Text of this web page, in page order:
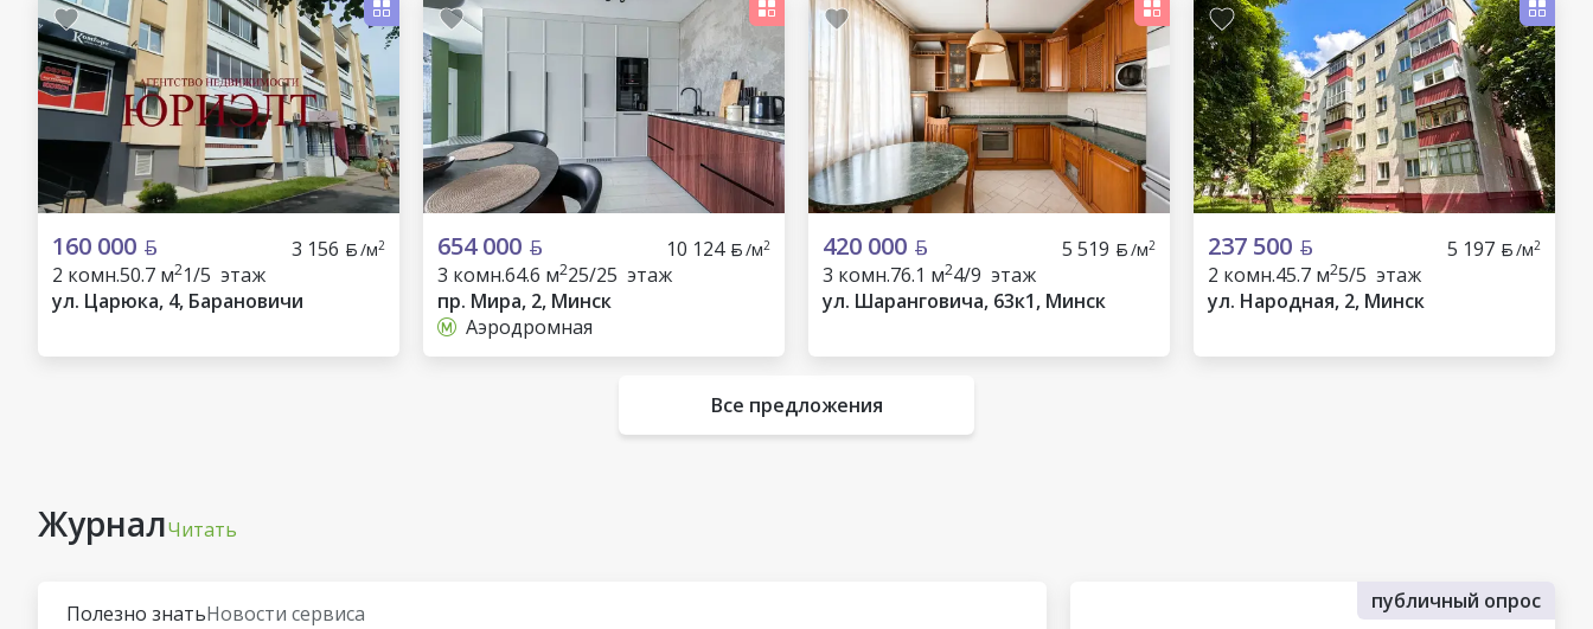
160 000 3 156 /м2
2 комн.50.7 м21/5 этаж
ул. Царюка, 4, Барановичи
654 000 10 124 /м2
3 комн.64.6 м225/25 этаж
пр. Мира, 2, Минск
Аэродромная
420 000 5 519 /м2
3 комн.76.1 м24/9 этаж
ул. Шаранговича, 63к1, Минск
237 500 5 197 /м2
2 комн.45.7 м25/5 этаж
ул. Народная, 2, Минск
Все предложения
ЖурналЧитать
Полезно знатьНовости сервиса публичный опрос